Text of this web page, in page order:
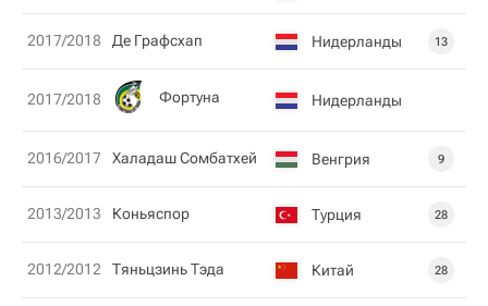
2017/2018 Де Графсхап Нидерланды 13
2017/2018 Фортуна Нидерланды
2016/2017 Халадаш Сомбатхей Венгрия 9
2013/2013 Коньяспор Турция 28
2012/2012 Тяньцзинь Тэда Китай 28